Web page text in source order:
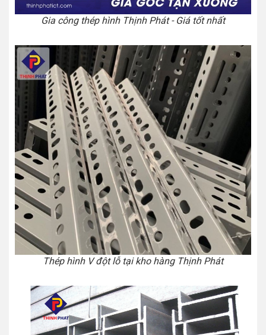
Gia công thép hình Thịnh Phát - Giá tốt nhất
Thép hình V đột lỗ tại kho hàng Thịnh Phát